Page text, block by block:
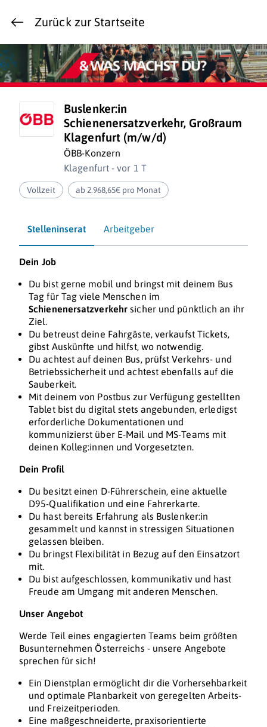
Zurück zur Startseite
Buslenker:in
Schienenersatzverkehr, Großraum
Klagenfurt (m/w/d)
ÖBB-Konzern
Klagenfurt - vor 1 T
Vollzeit ab 2.968,65€ pro Monat
Stelleninserat Arbeitgeber
Dein Job
Du bist gerne mobil und bringst mit deinem Bus
Tag für Tag viele Menschen im
Schienenersatzverkehrsicher und pünktlich an ihr
Ziel.
Du betreust deine Fahrgäste, verkaufst Tickets,
gibst Auskünfte und hilfst, wo notwendig.
Du achtest auf deinen Bus, prüfst Verkehrs- und
Betriebssicherheit und achtest ebenfalls auf die
Sauberkeit.
Mit deinem von Postbus zur Verfügung gestellten
Tablet bist du digital stets angebunden, erledigst
erforderliche Dokumentationen und
kommunizierst über E-Mail und MS-Teams mit
deinen Kolleg:innen und Vorgesetzten.
Dein Profil
Du besitzt einen D-Führerschein, eine aktuelle
D95-Qualifikation und eine Fahrerkarte.
Du hast bereits Erfahrung als Buslenker:in
gesammelt und kannst in stressigen Situationen
gelassen bleiben.
Du bringst Flexibilität in Bezug auf den Einsatzort
mit.
Du bist aufgeschlossen, kommunikativ und hast
Freude am Umgang mit anderen Menschen.
Unser Angebot
Werde Teil eines engagierten Teams beim größten
Busunternehmen Österreichs - unsere Angebote
sprechen für sich!
Ein Dienstplan ermöglicht dir die Vorhersehbarkeit
und optimale Planbarkeit von geregelten Arbeits-
und Freizeitperioden.
Eine maßgeschneiderte, praxisorientierte